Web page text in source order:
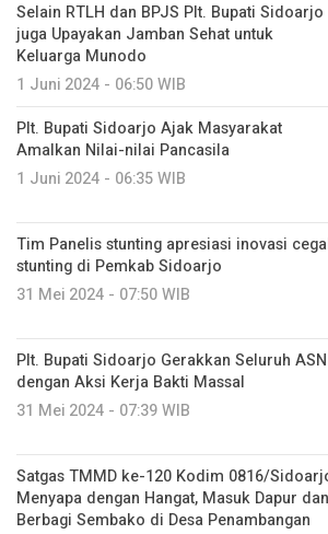
Selain RTLH dan BPJS Plt. Bupati Sidoarjo
juga Upayakan Jamban Sehat untuk
Keluarga Munodo
1 Juni 2024 - 06:50 WIB
Plt. Bupati Sidoarjo Ajak Masyarakat
Amalkan Nilai-nilai Pancasila
1 Juni 2024 - 06:35 WIB
Tim Panelis stunting apresiasi inovasi
stunting di Pemkab Sidoarjo
31 Mei 2024 - 07:50 WIB
Plt. Bupati Sidoarjo Gerakkan Seluruh ASN
dengan Aksi Kerja Bakti Massal
31 Mei 2024 - 07:39 WIB
Satgas TMMD ke-120 Kodim 0816/
Menyapa dengan Hangat, Masuk Dapur dan
Berbagi Sembako di Desa Penambangan